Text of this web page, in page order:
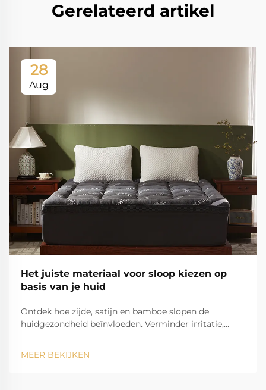
Gerelateerd artikel
28
Aug
Het juiste materiaal voor sloop kiezen op
basis van je huid
Ontdek hoe zijde, satijn en bamboe slopen de
huidgezondheid beïnvloeden. Verminder irritatie,
MEER BEKIJKEN